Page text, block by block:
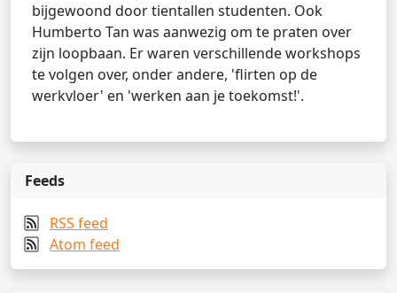
bijgewoond door tientallen studenten. Ook
Humberto Tan was aanwezig om te praten over
zijn loopbaan. Er waren verschillende workshops
te volgen over, onder andere, 'flirten op de
werkvloer' en 'werken aan je toekomst!'.
Feeds
RSS feed
Atom feed